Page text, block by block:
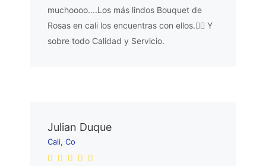
muchoooo....Los más lindos Bouquet de
Rosas en cali los encuentras con ellos.👌🏼 Y
sobre todo Calidad y Servicio.
Julian Duque
Cali, Co